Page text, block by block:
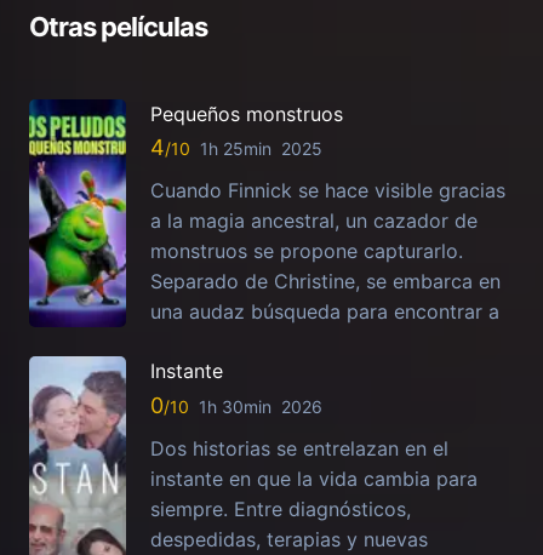
Otras películas
Pequeños monstruos
4 1h 25min 2025
Cuando Finnick se hace visible gracias
a la magia ancestral, un cazador de
monstruos se propone capturarlo.
Separado de Christine, se embarca en
una audaz búsqueda para encontrar a
Instante
0 1h 30min 2026
Dos historias se entrelazan en el
instante en que la vida cambia para
siempre. Entre diagnósticos,
despedidas, terapias y nuevas